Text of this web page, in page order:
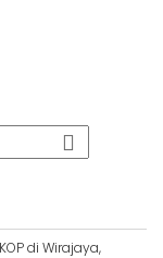
di Wirajaya,